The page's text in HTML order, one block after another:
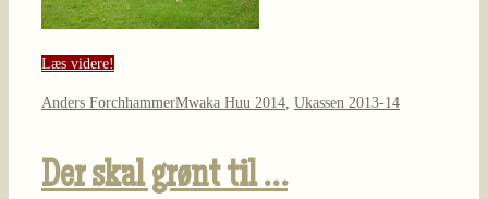
Læs videre!
Anders ForchhammerMwaka Huu 2014 Ukassen 2013-14
Der skal grønt til …